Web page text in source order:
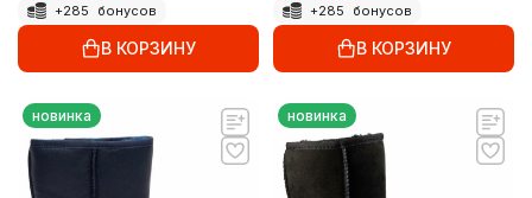
+285 бонусов
В КОРЗИНУ
+285 бонусов
В КОРЗИНУ
новинка новинка